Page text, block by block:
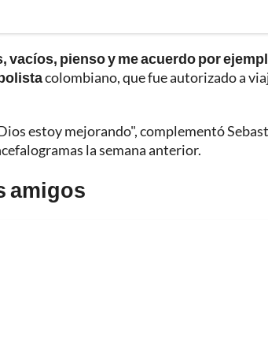
vacíos, pienso y me acuerdo por
colombiano, que fue autorizado a
estoy mejorando", complementó
la semana anterior.
amigos